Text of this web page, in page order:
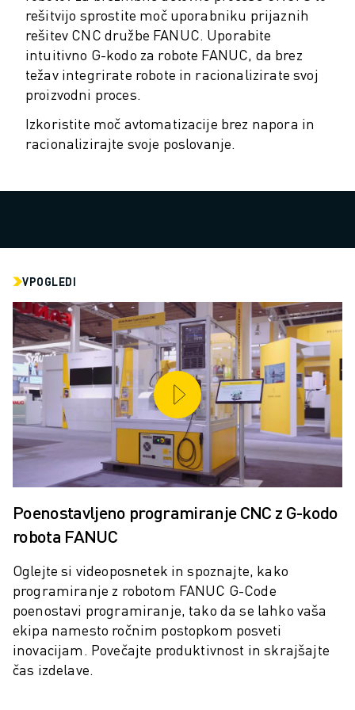
SKUPNI STROŠKI LASTNIŠTVA ROBOSHOT-A
STROJI ZA ŽIČNO EROZIJO EDM
ROBOCUT STROJI ZA ŽIČNO EROZIJO EDM
STROJNA OPREMA ROBOCUT
PROGRAMSKA OPREMA ROBOCUT
PREVENTIVNO VZDRŽEVANJE ROBOCUT
TRAJNOSTNI RAZVOJ ROBOCUT
ŠTUDIJE PRIMEROV
INDUSTRIJE
VSE PANOGE
LETALSKA INDUSTRIJA
AVTOMOBILSKA INDUSTRIJA
ELEKTRIČNA VOZILA
ELEKTRONIKA
HRANA IN PIJAČA
MEDICINA
PLASTIKA
SKLADIŠČENJE, LOGISTIKA, POŠTA IN PAKETI
VSE APLIKACIJE
5-OSNA OBDELAVA
SESTAVLJANJE
CNC BRUŠENJE
CNC REZKANJE
CNC STRUŽENJE
VRTANJE IN REZKANJE Z VISOKO HITROSTJO
BRIZGANJE
rešitvijo sprostite moč uporabniku prijaznih
rešitev CNC družbe FANUC. Uporabite
intuitivno G-kodo za robote FANUC, da brez
težav integrirate robote in racionalizirate svoj
proizvodni proces.
Izkoristite moč avtomatizacije brez napora in
racionalizirajte svoje poslovanje.
VPOGLEDI
Poenostavljeno programiranje CNC z G-kodo
robota FANUC
Oglejte si videoposnetek in spoznajte, kako
programiranje z robotom FANUC G-Code
poenostavi programiranje, tako da se lahko vaša
ekipa namesto ročnim postopkom posveti
inovacijam. Povečajte produktivnost in skrajšajte
čas izdelave.